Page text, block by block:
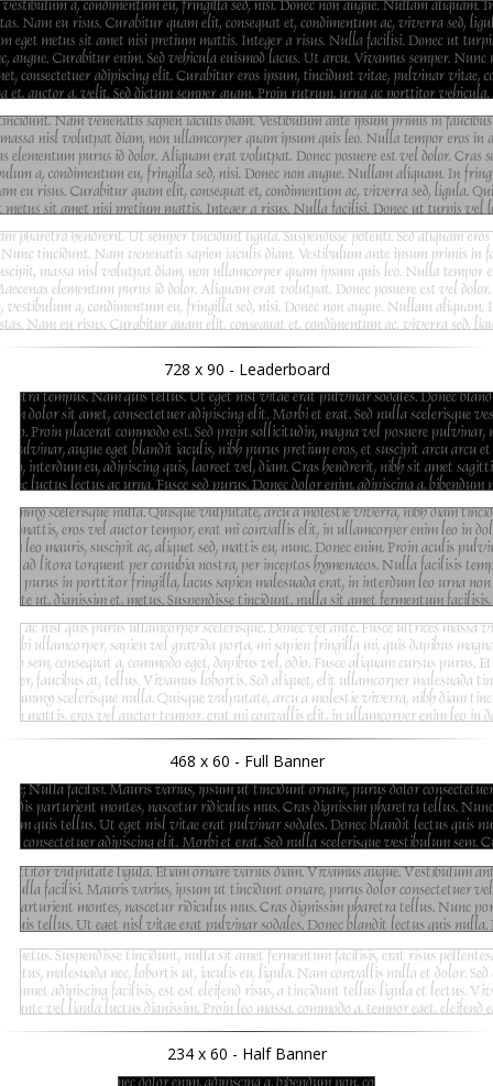
728 x 90 - Leaderboard
468 x 60 - Full Banner
234 x 60 - Half Banner